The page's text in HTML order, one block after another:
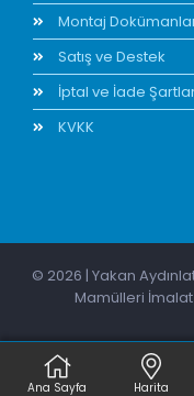
Montaj
Satış ve Destek
İptal ve İade
KVKK
© 2026 | Yakan
Mamülleri İmalat
Ana Sayfa Harita